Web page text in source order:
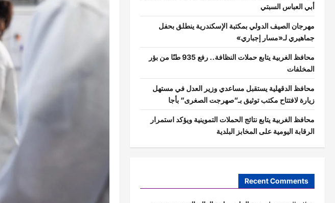
أبي العباس السبتي
مهرجان الصيف الدولي بمكتبة الإسكندرية ينطلق بحفل
جماهيري لـ«مسار إجباري»
محافظ الغربية يتابع حملات النظافة.. رفع 935 طنًا من بؤر
المخلفات
محافظ الدقهلية يستقبل مساعدي وزير العدل في مستهل
زيارة لافتتاح مكتب توثيق بـ”صهرجت الصغرى” بأجا
محافظ الغربية يتابع نتائج الحملات التموينية ويؤكد استمرار
الرقابة اليومية على المخابز البلدية
Recent Comments